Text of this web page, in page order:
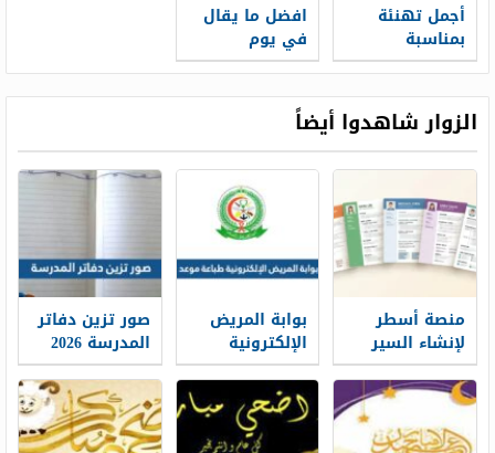
أجمل تهنئة
بمناسبة
عاشوراء 2022
افضل ما يقال
في يوم
عاشوراء
الزوار شاهدوا أيضاً
منصة أسطر
لإنشاء السير
الذاتية: حين
تتحول الخبرات
إلى حكاية
مهنية واضحة
بوابة المريض
الإلكترونية
طباعة موعد
والتسجيل فيه
1448
صور تزين دفاتر
المدرسة 2026